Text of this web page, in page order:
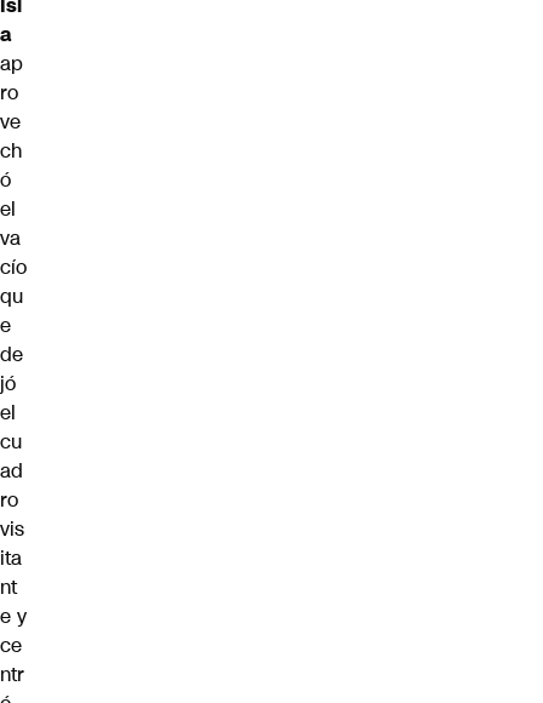
a
ap
ro
ve
ch
ó
el
va
cío
qu
e
de
jó
el
cu
ad
ro
vis
ita
nt
e y
ce
ntr